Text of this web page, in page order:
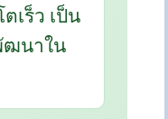
เร็ว เป็น
ฒนาใน